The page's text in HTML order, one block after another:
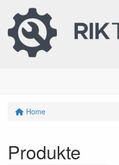
Home
Produkte